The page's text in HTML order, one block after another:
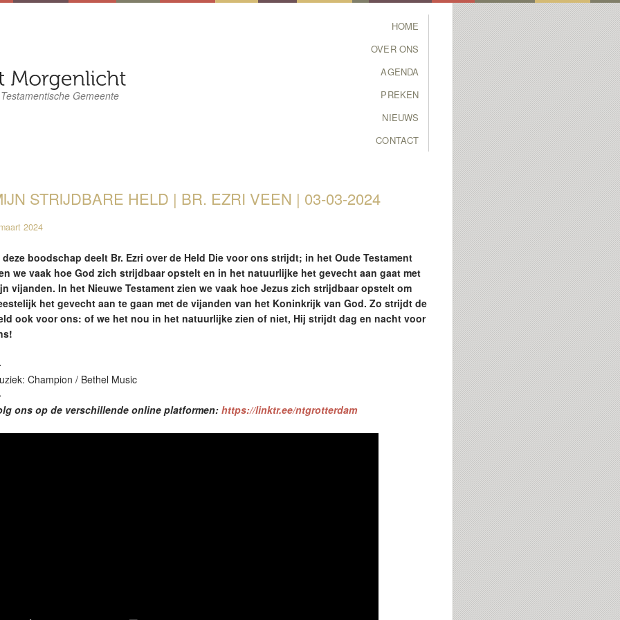
Gemeente
SKIP TO PRIMARY
CONTENT
SKIP TO SECONDARY
CONTENT
HOME
OVER ONS
AGENDA
PREKEN
NIEUWS
CONTACT
STRIJDBARE HELD | BR. EZRI VEEN | 03-03-2024
2024
deze boodschap deelt Br. Ezri over de Held Die voor ons strijdt; in het Oude Testament
we vaak hoe God zich strijdbaar opstelt en in het natuurlijke het gevecht aan gaat met
vijanden. In het Nieuwe Testament zien we vaak hoe Jezus zich strijdbaar opstelt om
het gevecht aan te gaan met de vijanden van het Koninkrijk van God. Zo strijdt de
ook voor ons: of we het nou in het natuurlijke zien of niet, Hij strijdt dag en nacht voor
Champion / Bethel Music
ons op de verschillende online platformen: https://linktr.ee/ntgrotterdam